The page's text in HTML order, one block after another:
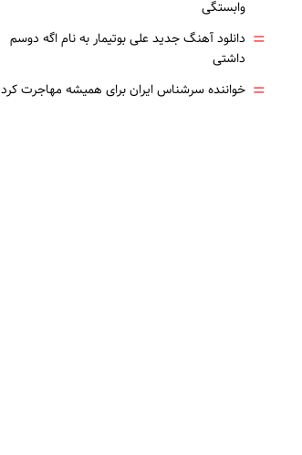
وابستگی
= دانلود آهنگ جدید علی بوتیمار به نام اگه دوسم
داشتی
= خواننده سرشناس ایران برای همیشه مهاجرت کرد